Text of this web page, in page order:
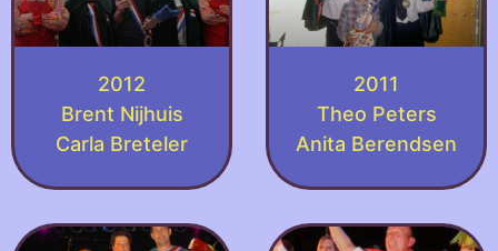
2012
Brent Nijhuis
Carla Breteler
2011
Theo Peters
Anita Berendsen